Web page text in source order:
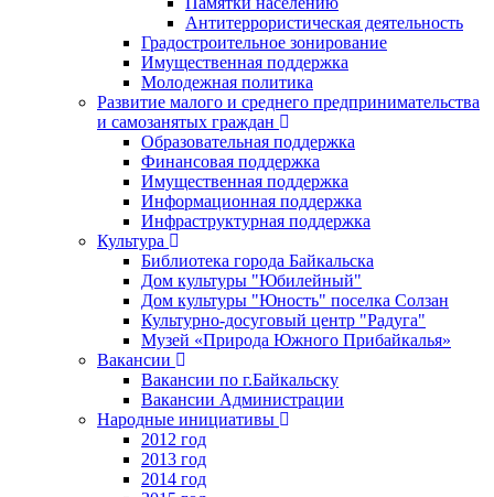
Антитеррористическая деятельность
Градостроительное зонирование
Имущественная поддержка
Молодежная политика
Развитие малого и среднего предпринимательства
и самозанятых граждан
Образовательная поддержка
Финансовая поддержка
Имущественная поддержка
Информационная поддержка
Инфраструктурная поддержка
Культура
Библиотека города Байкальска
Дом культуры "Юбилейный"
Дом культуры "Юность" поселка Солзан
Культурно-досуговый центр "Радуга"
Музей «Природа Южного Прибайкалья»
Вакансии
Вакансии по г.Байкальску
Вакансии Администрации
Народные инициативы
2012 год
2013 год
2014 год